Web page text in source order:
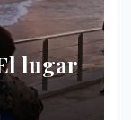
lugar